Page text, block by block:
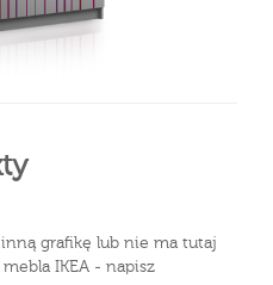
grafikę lub nie ma tutaj
IKEA - napisz